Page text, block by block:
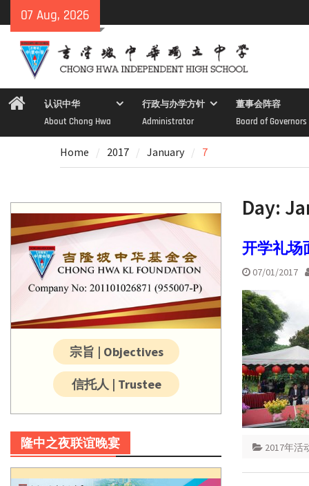
to
content
07 Aug, 2026
Home认识中华
About Chong Hwa
行政与办学方针
Administrator
董事会阵容
Board of Governors
Home 2017 January 7
Day:
开学礼场
07/01/2017
2017年活
宗旨 | Objectives
信托人 | Trustee
隆中之夜联谊晚宴